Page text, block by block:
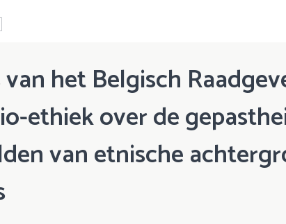
het Belgisch
ethiek over de
van etnische